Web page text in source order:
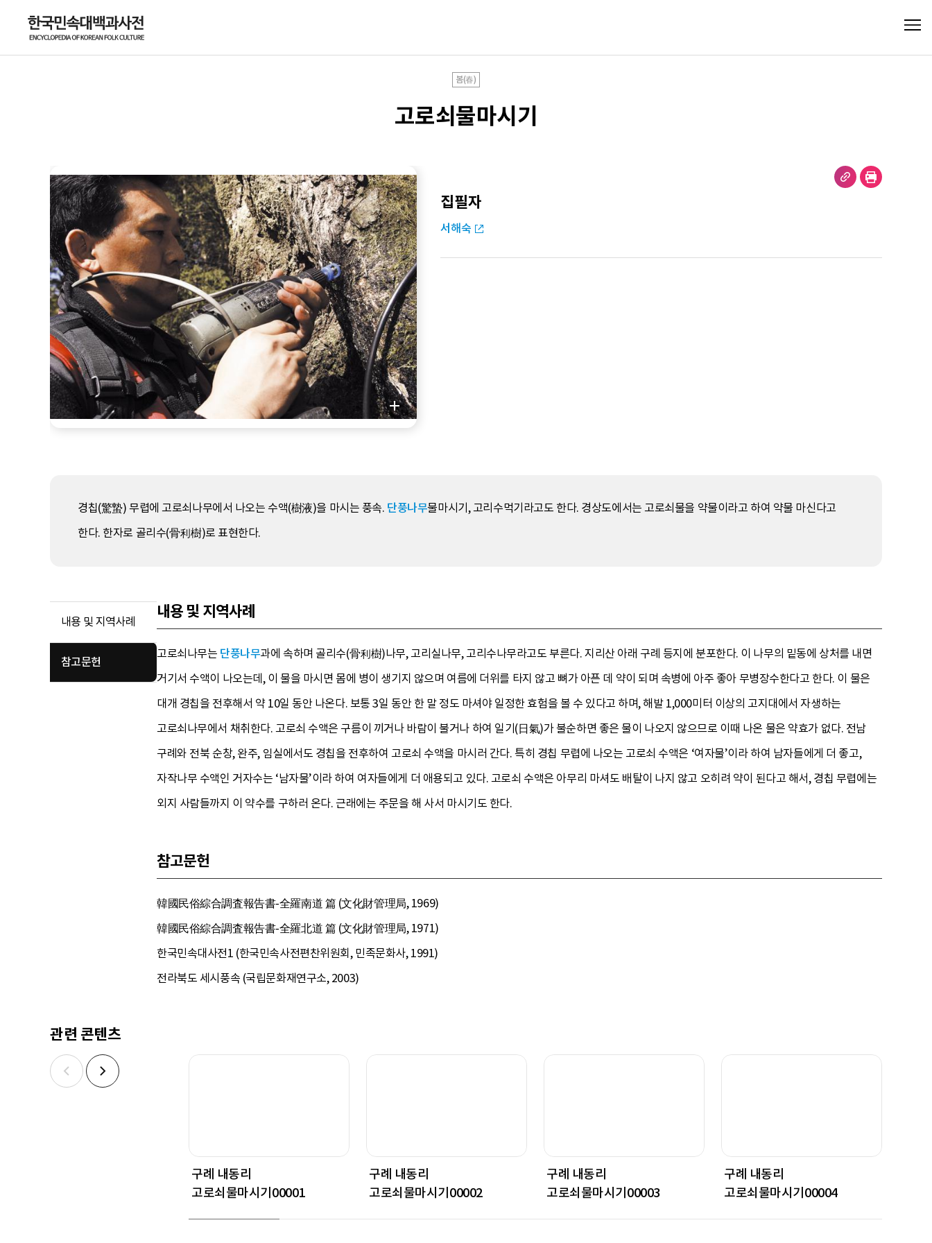
봄(春)
고로쇠물마시기
집필자
서해숙
경칩(驚蟄) 무렵에 고로쇠나무에서 나오는 수액(樹液)을 마시는 풍속. 단풍나무물마시기, 고리수먹기라고도 한다. 경상도에서는 고로쇠물을 약물이라고 하여 약물 마신다고
한다. 한자로 골리수(骨利樹)로 표현한다.
내용 및 지역사례
참고문헌
내용 및 지역사례
고로쇠나무는 단풍나무과에 속하며 골리수(骨利樹)나무, 고리실나무, 고리수나무라고도 부른다. 지리산 아래 구례 등지에 분포한다. 이 나무의 밑동에 상처를 내면
거기서 수액이 나오는데, 이 물을 마시면 몸에 병이 생기지 않으며 여름에 더위를 타지 않고 뼈가 아픈 데 약이 되며 속병에 아주 좋아 무병장수한다고 한다. 이 물은
대개 경칩을 전후해서 약 10일 동안 나온다. 보통 3일 동안 한 말 정도 마셔야 일정한 효험을 볼 수 있다고 하며, 해발 1,000미터 이상의 고지대에서 자생하는
고로쇠나무에서 채취한다. 고로쇠 수액은 구름이 끼거나 바람이 불거나 하여 일기(日氣)가 불순하면 좋은 물이 나오지 않으므로 이때 나온 물은 약효가 없다. 전남
구례와 전북 순창, 완주, 임실에서도 경칩을 전후하여 고로쇠 수액을 마시러 간다. 특히 경칩 무렵에 나오는 고로쇠 수액은 ‘여자물’이라 하여 남자들에게 더 좋고,
자작나무 수액인 거자수는 ‘남자물’이라 하여 여자들에게 더 애용되고 있다. 고로쇠 수액은 아무리 마셔도 배탈이 나지 않고 오히려 약이 된다고 해서, 경칩 무렵에는
외지 사람들까지 이 약수를 구하러 온다. 근래에는 주문을 해 사서 마시기도 한다.
참고문헌
韓國民俗綜合調査報告書-全羅南道 篇 (文化財管理局, 1969)
韓國民俗綜合調査報告書-全羅北道 篇 (文化財管理局, 1971)
한국민속대사전1 (한국민속사전편찬위원회, 민족문화사, 1991)
전라북도 세시풍속 (국립문화재연구소, 2003)
관련 콘텐츠
구례 내동리
고로쇠물마시기00001
구례 내동리
고로쇠물마시기00002
구례 내동리
고로쇠물마시기00003
구례 내동리
고로쇠물마시기00004